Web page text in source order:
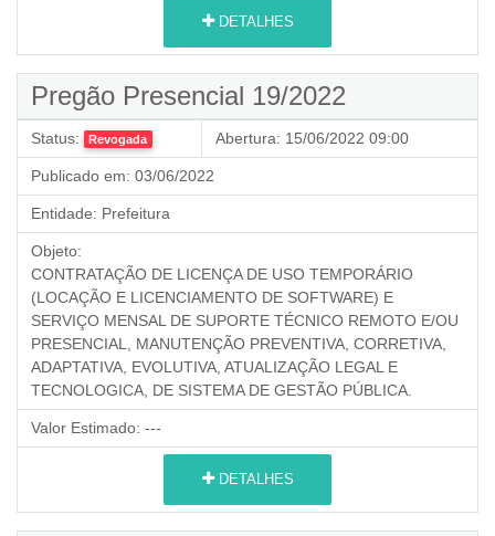
DETALHES
Pregão Presencial 19/2022
Status: Revogada Abertura: 15/06/2022 09:00
Publicado em: 03/06/2022
Entidade: Prefeitura
Objeto:
CONTRATAÇÃO DE LICENÇA DE USO TEMPORÁRIO
(LOCAÇÃO E LICENCIAMENTO DE SOFTWARE) E
SERVIÇO MENSAL DE SUPORTE TÉCNICO REMOTO E/OU
PRESENCIAL, MANUTENÇÃO PREVENTIVA, CORRETIVA,
ADAPTATIVA, EVOLUTIVA, ATUALIZAÇÃO LEGAL E
TECNOLOGICA, DE SISTEMA DE GESTÃO PÚBLICA.
Valor Estimado: ---
DETALHES